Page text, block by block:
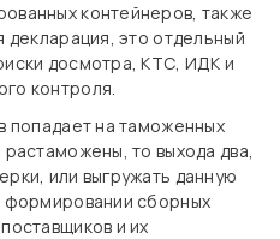
контейнеров, также
декларация, это отдельный
досмотра, КТС, ИДК и
контроля.
попадает на таможенных
то выхода два,
или выгружать данную
сборных
и их